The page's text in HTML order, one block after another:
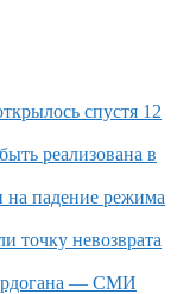
спустя 12
реализована в
на падение режима
невозврата
— СМИ